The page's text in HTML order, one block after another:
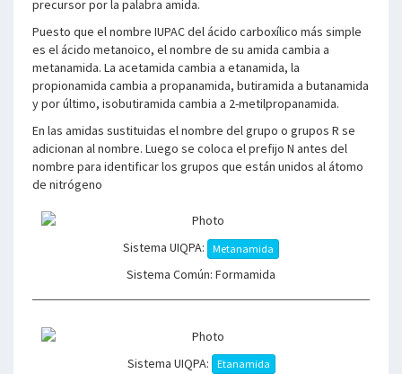
precursor por la palabra amida.
Puesto que el nombre IUPAC del ácido carboxílico más simple
es el ácido metanoico, el nombre de su amida cambia a
metanamida. La acetamida cambia a etanamida, la
propionamida cambia a propanamida, butiramida a butanamida
y por último, isobutiramida cambia a 2-metilpropanamida.
En las amidas sustituidas el nombre del grupo o grupos R se
adicionan al nombre. Luego se coloca el prefijo N antes del
nombre para identificar los grupos que están unidos al átomo
de nitrógeno
Sistema UIQPA: Metanamida
Sistema Común: Formamida
Sistema UIQPA: Etanamida